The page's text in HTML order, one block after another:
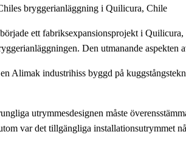
bryggerianläggning i Quilicura, Chile
ett fabriksexpansionsprojekt i
Den utmanande
Alimak industrihiss byggd på
utrymmesdesignen måste
var det tillgängliga installationsutrymmet